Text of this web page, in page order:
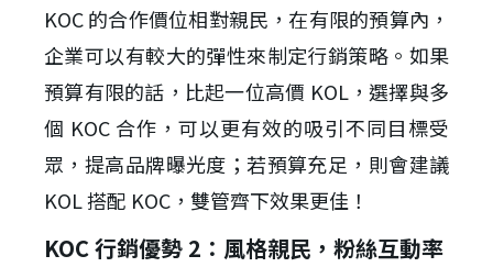
KOC 的合作價位相對親民，在有限的預算內，
企業可以有較大的彈性來制定行銷策略。如果
預算有限的話，比起一位高價 KOL，選擇與多
個 KOC 合作，可以更有效的吸引不同目標受
眾，提高品牌曝光度；若預算充足，則會建議
KOL 搭配 KOC，雙管齊下效果更佳！
KOC 行銷優勢 2：風格親民，粉絲互動率